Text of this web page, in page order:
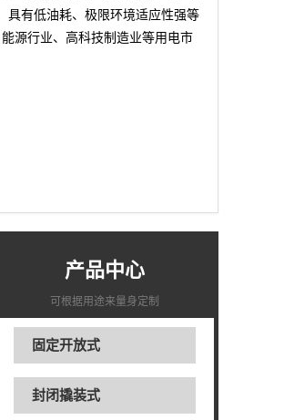
具有低油耗、极限环境适应性强等
源行业、高科技制造业等用电市
产品中心
可根据用途来量身定制
固定开放式
封闭撬装式